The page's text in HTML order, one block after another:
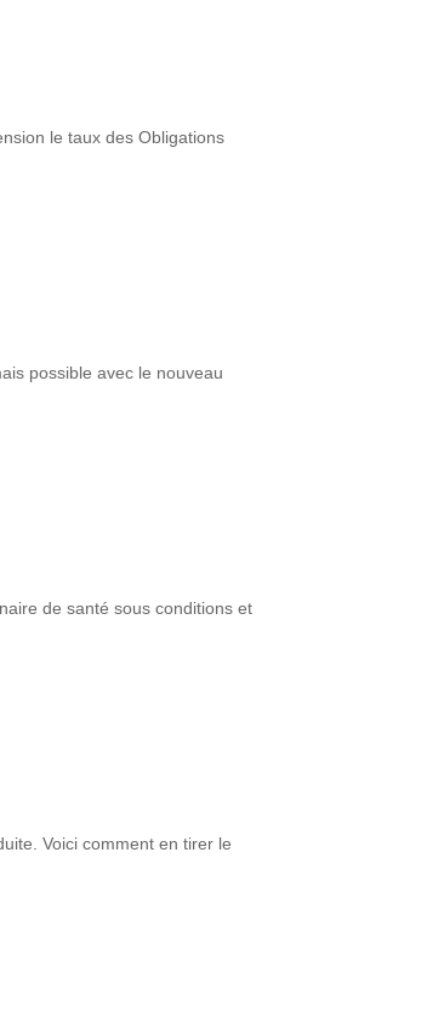
le taux des Obligations
possible avec le nouveau
de santé sous conditions et
Voici comment en tirer le